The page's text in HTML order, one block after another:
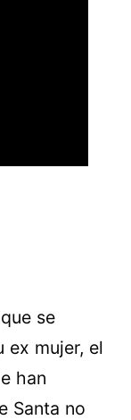
se
ex mujer, el
han
Santa no